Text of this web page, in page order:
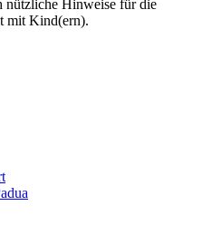
nützliche Hinweise für die
mit Kind(ern).